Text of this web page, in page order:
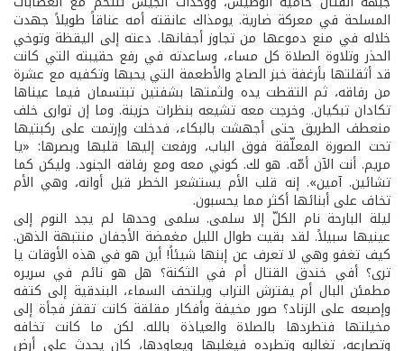
المسلحة في معركة ضارية. يومذاك عانقته أمه عناقاً طويلاً جهدت
خلاله في منع دموعها من تجاوز أجفانها. دعته إلى اليقظة وتوخي
الحذر وتلاوة الصلاة كل مساء، وساعدته في رفع حقيبته التي كانت
قد أثقلتها بأرغفة خبز الصاج والأطعمة التي يحبها وتكفيه مع عشرة
من رفاقه، ثم التقطت يده ولثمتها بشفتين تبتسمان فيما عيناها
تكادان تبكيان. وخرجت معه تشيعه بنظرات حزينة. وما إن توارى خلف
منعطف الطريق حتى أجهشت بالبكاء، فدخلت وإرتمت على ركبتيها
تحت الصورة المعلّقة فوق الباب، ورفعت إليها قلبها وبصرها: «يا
مريم. أنت الآن أمّه. هو لك. كوني معه ومع رفاقه الجنود. وليكن كما
تشائين. آمين». إنه قلب الأم يستشعر الخطر قبل أوانه، وهي الأم
تخاف على أبنائها أكثر مما يحسبون.
ليلة البارحة نام الكلّ إلا سلمى. سلمى وحدها لم يجد النوم إلى
عينيها سبيلاً. لقد بقيت طوال الليل مغمضة الأجفان منتبهة الذهن.
كيف تغفو وهي لا تعرف عن إبنها شيئاً! أين هو في هذه الأوقات يا
ترى؟ أفي خندق القتال أم في الثكنة؟ هل هو نائم في سريره
مطمئن البال أم يفترش التراب ويلتحف السماء، البندقية إلى كتفه
وإصبعه على الزناد؟ صور مخيفة وأفكار مقلقة كانت تقفز فجأة إلى
مخيلتها فتطردها بالصلاة والعياذة بالله. لكن ما كانت تخافه
وتصارعه، تغالبه وتطرده فيغلبها ويعاودها، كان يحدث على أرض